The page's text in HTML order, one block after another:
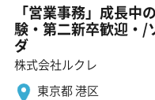
「営業事務」成長中
験・第二新卒歓迎・/
ダ
株式会社ルクレ
東京都 港区